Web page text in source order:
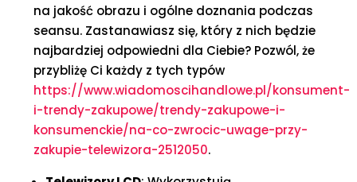
na jakość obrazu i ogólne doznania podczas
seansu. Zastanawiasz się, który z nich będzie
najbardziej odpowiedni dla Ciebie? Pozwól, że
przybliżę Ci każdy z tych typów
https://www.wiadomoscihandlowe.pl/konsument-
i-trendy-zakupowe/trendy-zakupowe-i-
konsumenckie/na-co-zwrocic-uwage-przy-
zakupie-telewizora-2512050.